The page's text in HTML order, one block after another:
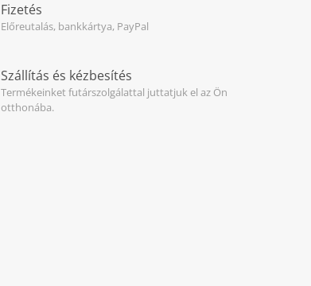
Fizetés
Előreutalás, bankkártya, PayPal
Szállítás és kézbesítés
Termékeinket futárszolgálattal juttatjuk el az Ön
otthonába.